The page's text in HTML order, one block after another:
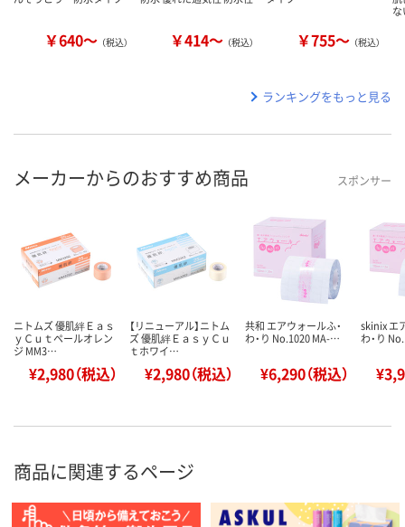
￥640～ （税込） ￥414～ （税込） ￥755～ （税込）
ランキングをもっと見る
メーカーからのおすすめ商品 スポンサー
ニトムズ 優肌絆Ｅａｓ
ｙＣｕｔペールオレン
ジ MM3…
¥2,980（税込）
【リニューアル】ニトム
ズ 優肌絆ＥａｓｙＣｕ
ｔホワイ…
¥2,980（税込）
共和 エアウォールふ・
わ・り No.1020 MA-…
¥6,290（税込）
skinix エ
わ・り
商品に関連するページ